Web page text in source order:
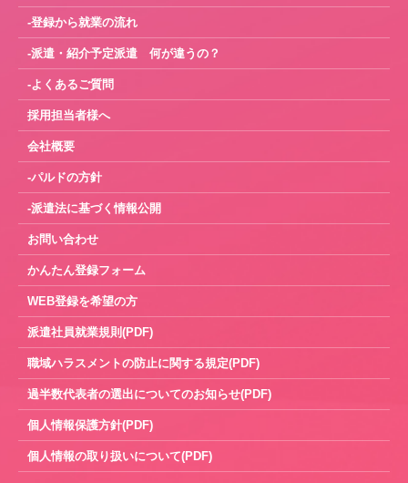
-登録から就業の流れ
-派遣・紹介予定派遣 何が違うの？
-よくあるご質問
採用担当者様へ
会社概要
-パルドの方針
-派遣法に基づく情報公開
お問い合わせ
かんたん登録フォーム
WEB登録を希望の方
派遣社員就業規則(PDF)
職域ハラスメントの防止に関する規定(PDF)
過半数代表者の選出についてのお知らせ(PDF)
個人情報保護方針(PDF)
個人情報の取り扱いについて(PDF)